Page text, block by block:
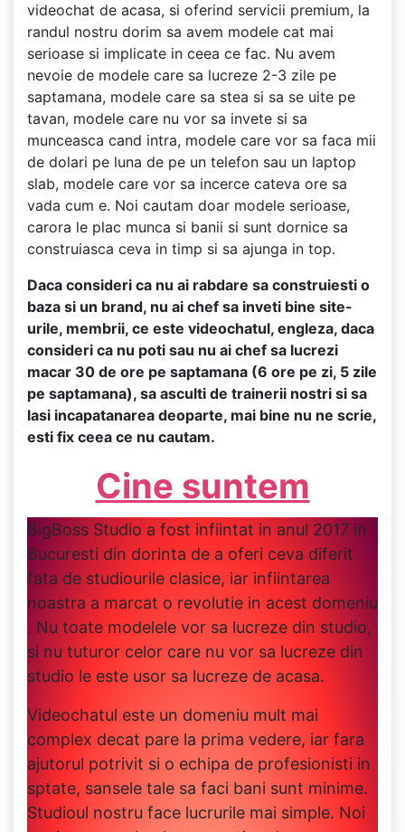
videochat de acasa, si oferind servicii premium, la
randul nostru dorim sa avem modele cat mai
serioase si implicate in ceea ce fac. Nu avem
nevoie de modele care sa lucreze 2-3 zile pe
saptamana, modele care sa stea si sa se uite pe
tavan, modele care nu vor sa invete si sa
munceasca cand intra, modele care vor sa faca mii
de dolari pe luna de pe un telefon sau un laptop
slab, modele care vor sa incerce cateva ore sa
vada cum e. Noi cautam doar modele serioase,
carora le plac munca si banii si sunt dornice sa
construiasca ceva in timp si sa ajunga in top.
Daca consideri ca nu ai rabdare sa construiesti o
baza si un brand, nu ai chef sa inveti bine site-
urile, membrii, ce este videochatul, engleza, daca
consideri ca nu poti sau nu ai chef sa lucrezi
macar 30 de ore pe saptamana (6 ore pe zi, 5 zile
pe saptamana), sa asculti de trainerii nostri si sa
lasi incapatanarea deoparte, mai bine nu ne scrie,
esti fix ceea ce nu cautam.
Cine suntem
BigBoss Studio a fost infiintat in anul 2017 in
Bucuresti din dorinta de a oferi ceva diferit
fata de studiourile clasice, iar infiintarea
noastra a marcat o revolutie in acest domeniu
. Nu toate modelele vor sa lucreze din studio,
si nu tuturor celor care nu vor sa lucreze din
studio le este usor sa lucreze de acasa.
Videochatul este un domeniu mult mai
complex decat pare la prima vedere, iar fara
ajutorul potrivit si o echipa de profesionisti in
sptate, sansele tale sa faci bani sunt minime.
Studioul nostru face lucrurile mai simple. Noi